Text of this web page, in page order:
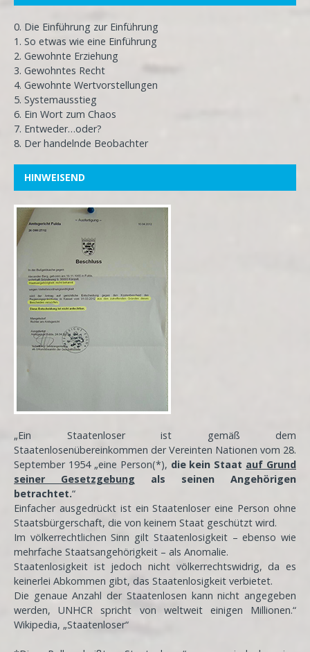
0. Die Einführung zur Einführung
1. So etwas wie eine Einführung
2. Gewohnte Erziehung
3. Gewohntes Recht
4. Gewohnte Wertvorstellungen
5. Systemausstieg
6. Ein Wort zum Chaos
7. Entweder…oder?
8. Der handelnde Beobachter
HINWEISEND
„Ein Staatenloser ist gemäß dem
Staatenlosenübereinkommen der Vereinten Nationen vom 28.
September 1954 „eine Person(*), die kein Staat auf Grund
seiner Gesetzgebung als seinen Angehörigen
betrachtet.“
Einfacher ausgedrückt ist ein Staatenloser eine Person ohne
Staatsbürgerschaft, die von keinem Staat geschützt wird.
Im völkerrechtlichen Sinn gilt Staatenlosigkeit – ebenso wie
mehrfache Staatsangehörigkeit – als Anomalie.
Staatenlosigkeit ist jedoch nicht völkerrechtswidrig, da es
keinerlei Abkommen gibt, das Staatenlosigkeit verbietet.
Die genaue Anzahl der Staatenlosen kann nicht angegeben
werden, UNHCR spricht von weltweit einigen Millionen.“
Wikipedia, „Staatenloser“